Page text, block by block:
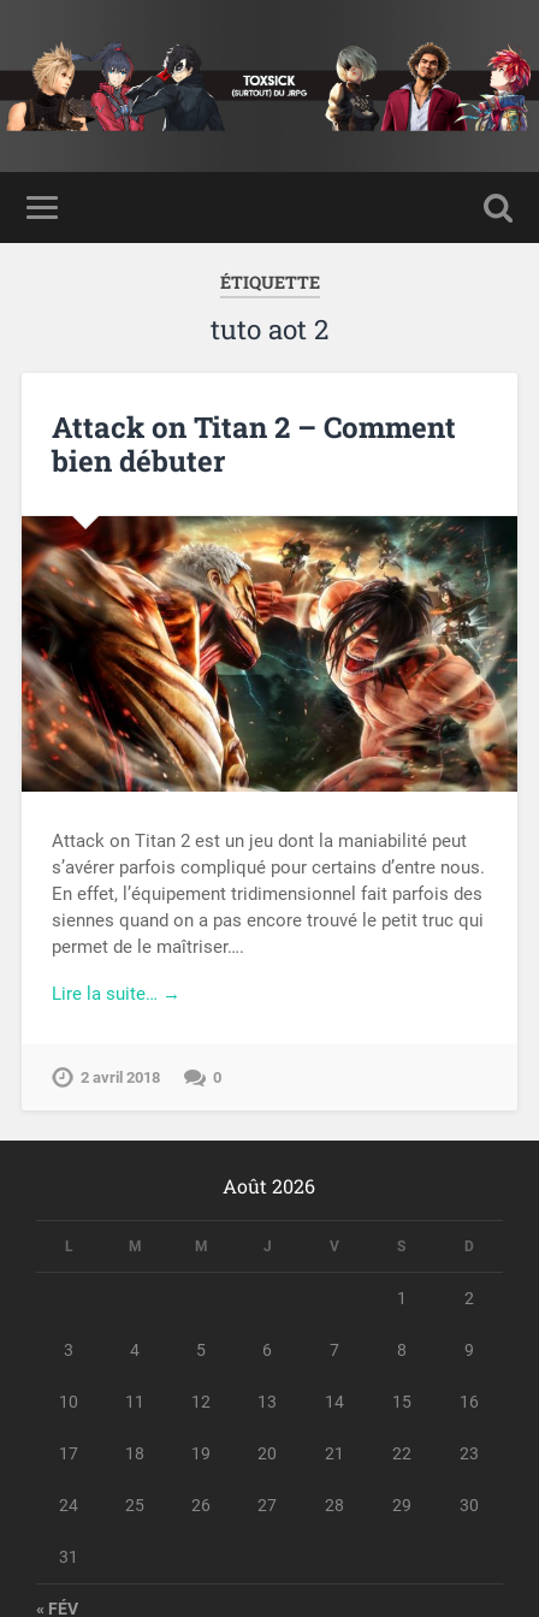
ÉTIQUETTE
tuto aot 2
Attack on Titan 2 – Comment
bien débuter
Attack on Titan 2 est un jeu dont la maniabilité peut
s’avérer parfois compliqué pour certains d’entre nous.
En effet, l’équipement tridimensionnel fait parfois des
siennes quand on a pas encore trouvé le petit truc qui
permet de le maîtriser….
Lire la suite… →
2 avril 2018 0
Août 2026
L M M J V S D
1 2
3 4 5 6 7 8 9
10 11 12 13 14 15 16
17 18 19 20 21 22 23
24 25 26 27 28 29 30
31
« FÉV